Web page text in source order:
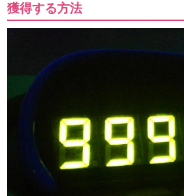
獲得する方法